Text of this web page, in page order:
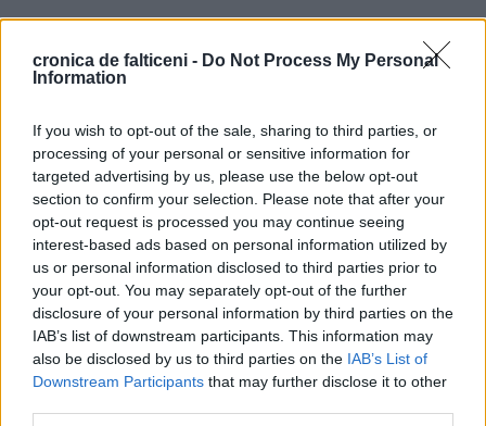
cronica de falticeni - Do Not Process My Personal
Information
If you wish to opt-out of the sale, sharing to third parties, or
processing of your personal or sensitive information for
targeted advertising by us, please use the below opt-out
section to confirm your selection. Please note that after your
opt-out request is processed you may continue seeing
interest-based ads based on personal information utilized by
us or personal information disclosed to third parties prior to
your opt-out. You may separately opt-out of the further
disclosure of your personal information by third parties on the
IAB’s list of downstream participants. This information may
also be disclosed by us to third parties on the IAB’s List of
Downstream Participants that may further disclose it to other